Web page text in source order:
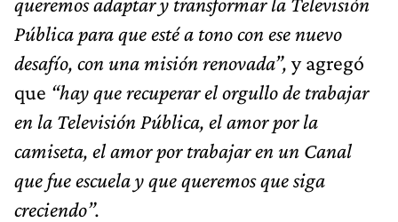
Pública para que esté a tono con ese nuevo
desafío, con una misión renovada”, y agregó
que “hay que recuperar el orgullo de trabajar
en la Televisión Pública, el amor por la
camiseta, el amor por trabajar en un Canal
que fue escuela y que queremos que siga
creciendo”.